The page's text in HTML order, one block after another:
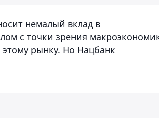
немалый вклад в
с точки зрения
рынку. Но Нацбанк